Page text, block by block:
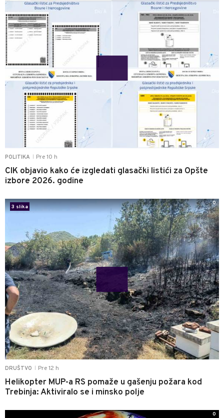
POLITIKA Pre 10 h
CIK objavio kako će izgledati glasački listići za Opšte
izbore 2026. godine
DRUŠTVO Pre 12 h
Helikopter MUP-a RS pomaže u gašenju požara kod
Trebinja: Aktiviralo se i minsko polje
3 slika
0
0